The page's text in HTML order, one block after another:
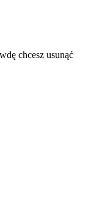
chcesz usunąć